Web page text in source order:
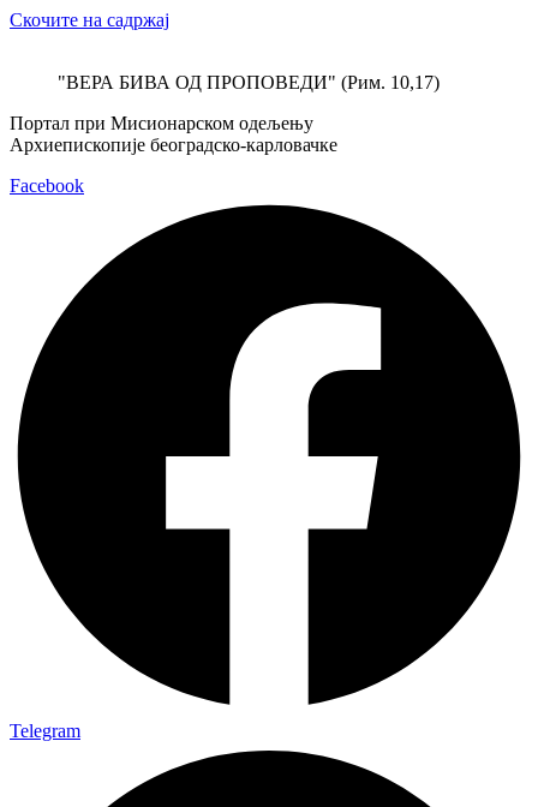
Скочите на садржај
"ВЕРА БИВА ОД ПРОПОВЕДИ" (Рим. 10,17)
Портал при Мисионарском одељењу
Архиепископије београдско-карловачке
Facebook
Telegram